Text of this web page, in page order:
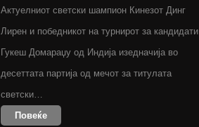
Актуелниот светски шампион Кинезот Динг
Лирен и победникот на турнирот за кандидати
Гукеш Домараџу од Индија изедначија во
десеттата партија од мечот за титулата
светски…
Повеќе